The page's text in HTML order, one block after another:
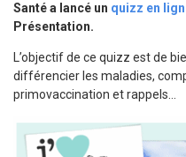
Santé a lancé un quizz en
Présentation.
L’objectif de ce quizz est de
différencier les maladies,
primovaccination et rappels…